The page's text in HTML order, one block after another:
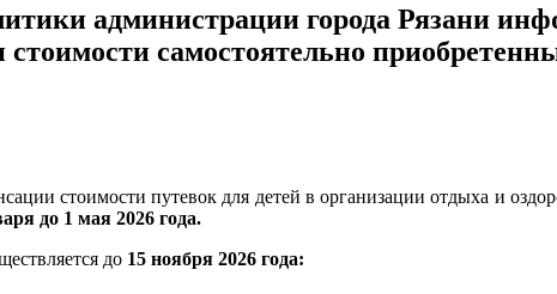
администрации города Рязани
самостоятельно
стоимости путевок для детей в организации отдыха и
до 1 мая 2026 года.
до 15 ноября 2026 года: